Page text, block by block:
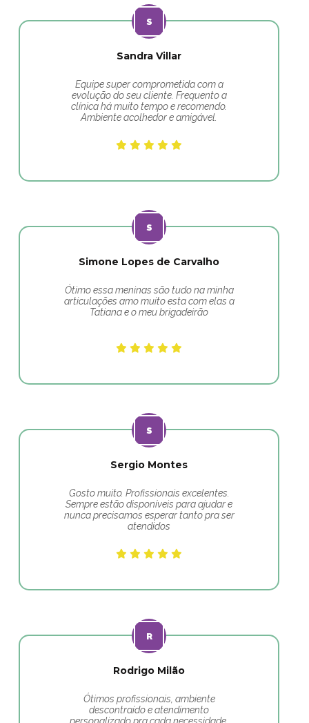
Sandra Villar
Equipe super comprometida com a
evolução do seu cliente. Frequento a
clínica há muito tempo e recomendo.
Ambiente acolhedor e amigável.
Simone Lopes de Carvalho
Ótimo essa meninas são tudo na minha
articulações amo muito esta com elas a
Tatiana e o meu brigadeirão
Sergio Montes
Gosto muito. Profissionais excelentes.
Sempre estão disponíveis para ajudar e
nunca precisamos esperar tanto pra ser
atendidos
Rodrigo Milão
Ótimos profissionais, ambiente
descontraído e atendimento